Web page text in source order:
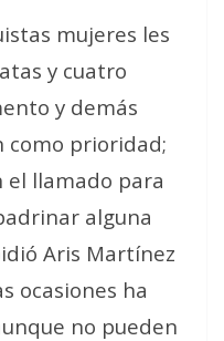
mujeres les
y cuatro
y demás
como prioridad;
el llamado para
alguna
Aris Martínez
ocasiones ha
no pueden